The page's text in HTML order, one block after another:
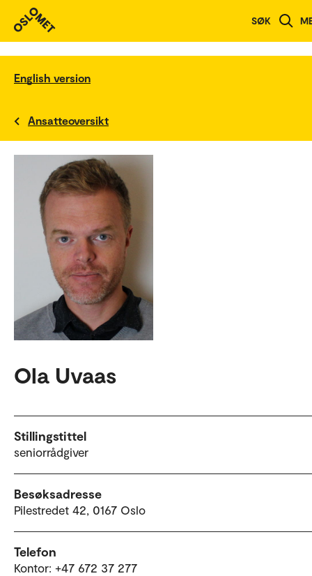
SØK
English version
Ansatteoversikt
Ola Uvaas
Stillingstittel
seniorrådgiver
Besøksadresse
Pilestredet 42, 0167 Oslo
Telefon
Kontor: +47 672 37 277